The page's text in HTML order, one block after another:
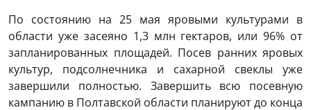
По состоянию на 25 мая яровыми культурами в
области уже засеяно 1,3 млн гектаров, или 96% от
запланированных площадей. Посев ранних яровых
культур, подсолнечника и сахарной свеклы уже
завершили полностью. Завершить всю посевную
кампанию в Полтавской области планируют до конца